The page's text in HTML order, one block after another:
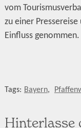
vom
zu einer
Einfluss genommen.
Tags: Bayern,
Hinterlasse